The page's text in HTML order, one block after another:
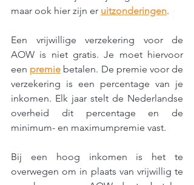
maar ook hier zijn er uitzonderingen.
Een vrijwillige verzekering voor de
AOW is niet gratis. Je moet hiervoor
een premie betalen. De premie voor de
verzekering is een percentage van je
inkomen. Elk jaar stelt de Nederlandse
overheid dit percentage en de
minimum- en maximumpremie vast.
Bij een hoog inkomen is het te
overwegen om in plaats van vrijwillig te